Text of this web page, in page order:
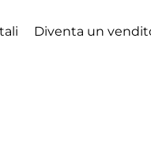
Diventa un